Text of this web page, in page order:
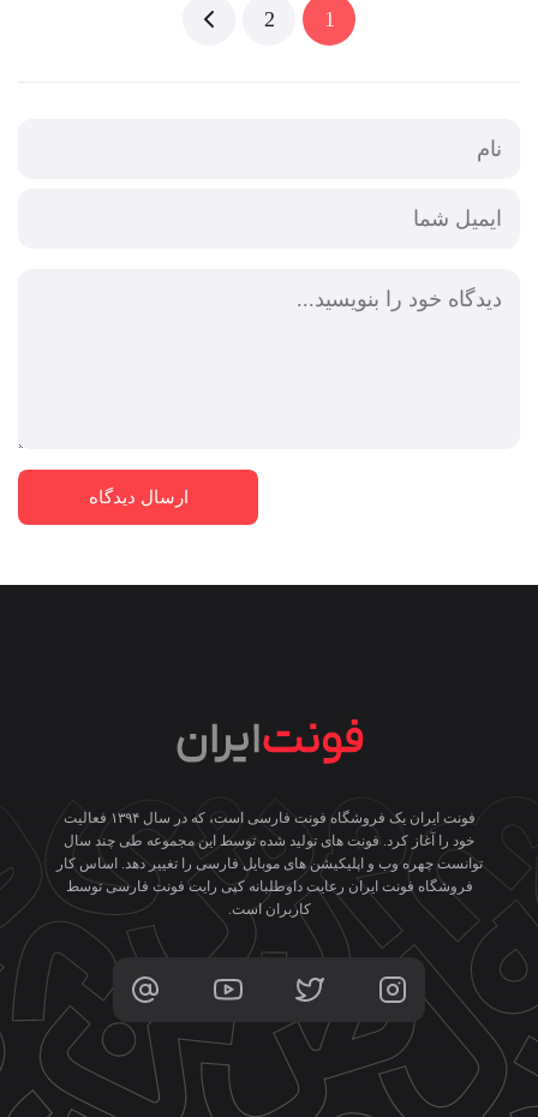
1
2
فونت ایران یک فروشگاه فونت فارسی است، که در سال ۱۳۹۴ فعالیت
خود را آغاز کرد. فونت های تولید شده توسط این مجموعه طی چند سال
توانست چهره وب و اپلیکیشن های موبایل فارسی را تغییر دهد. اساس کار
فروشگاه فونت ایران رعایت داوطلبانه کپی رایت فونت فارسی توسط
کاربران است.